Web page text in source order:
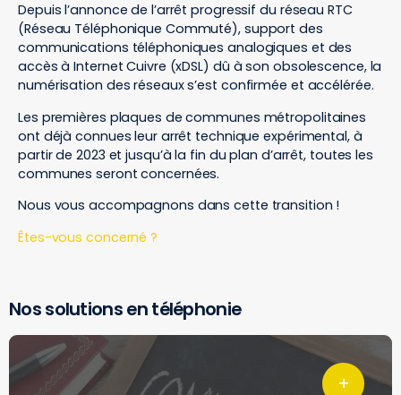
Depuis l’annonce de l’arrêt progressif du réseau RTC
(Réseau Téléphonique Commuté), support des
communications téléphoniques analogiques et des
accès à Internet Cuivre (xDSL) dû à son obsolescence, la
numérisation des réseaux s’est confirmée et accélérée.
Les premières plaques de communes métropolitaines
ont déjà connues leur arrêt technique expérimental, à
partir de 2023 et jusqu’à la fin du plan d’arrêt, toutes les
communes seront concernées.
Nous vous accompagnons dans cette transition !
Êtes-vous concerné ?
Nos solutions en téléphonie